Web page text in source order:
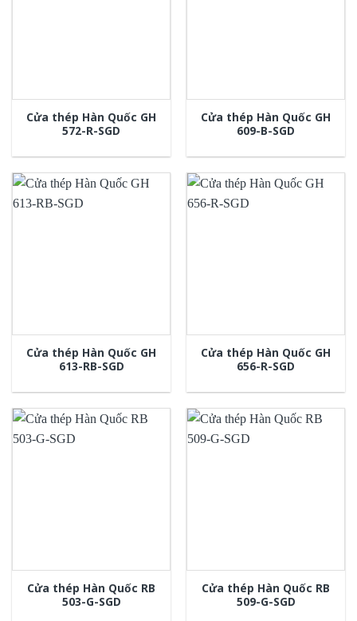
Cửa thép Hàn Quốc GH
572-R-SGD
Cửa thép Hàn Quốc GH
609-B-SGD
Cửa thép Hàn Quốc GH
613-RB-SGD
Cửa thép Hàn Quốc GH
656-R-SGD
Cửa thép Hàn Quốc RB
503-G-SGD
Cửa thép Hàn Quốc RB
509-G-SGD